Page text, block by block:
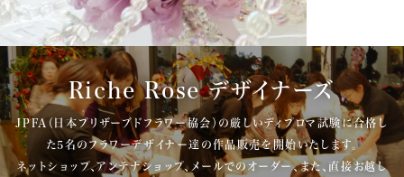
Riche Rose デザイナーズ
JPFA（日本プリザーブドフラワー協会）の厳しいディプロマ試験に合格し
た5名のフラワーデザイナー達の作品販売を開始いたします。
ネットショップ、アンテナショップ、メールでのオーダー、また、直接お越し